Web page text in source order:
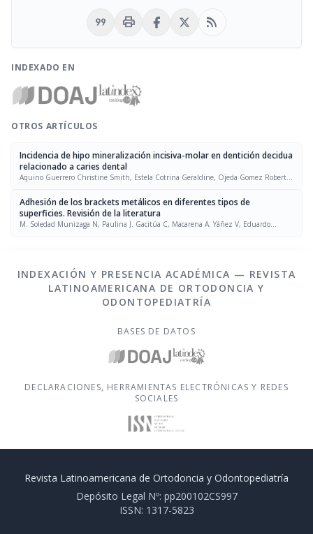
format_quote print rss_feed
INDEXADO EN
OTROS ARTÍCULOS
Incidencia de hipo mineralización incisiva-molar en dentición decidua
relacionado a caries dental
Aquino Guerrero Christine Smith, Estela Cotrina Geraldine, Ojeda Gomez Roberto,
Adhesión de los brackets metálicos en diferentes tipos de
superficies. Revisión de la literatura
M. Soledad Munizaga N, Paulina J. Gacitúa C, Macarena A. Yáñez V, Eduardo
INDEXACIÓN Y PRESENCIA ACADÉMICA — REVISTA
LATINOAMERICANA DE ORTODONCIA Y
ODONTOPEDIATRÍA
BASES DE DATOS
DECLARACIONES, HERRAMIENTAS ELECTRÓNICAS Y REDES
SOCIALES
Revista Latinoamericana de Ortodoncia y Odontopediatría
Depósito Legal Nº: pp200102CS997
ISSN: 1317-5823